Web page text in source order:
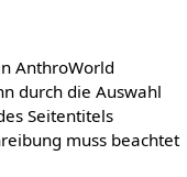
AnthroWorld
durch die Auswahl
Seitentitels
muss beachtet